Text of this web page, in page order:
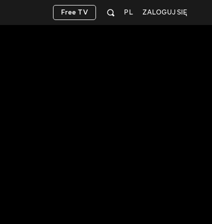
ZALOGUJ SIĘ
PL
Free TV